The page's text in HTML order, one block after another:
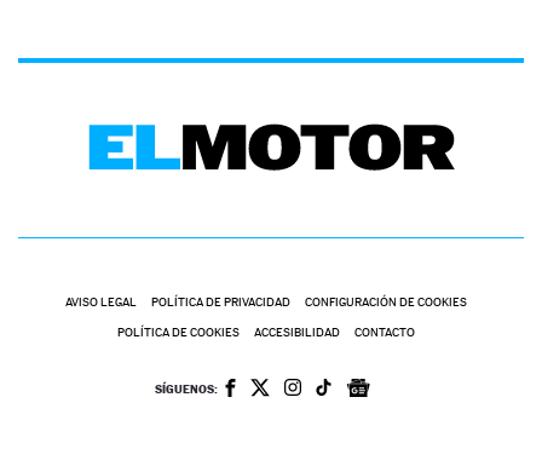
AVISO LEGAL POLÍTICA DE PRIVACIDAD CONFIGURACIÓN DE COOKIES
POLÍTICA DE COOKIES ACCESIBILIDAD CONTACTO
SÍGUENOS: